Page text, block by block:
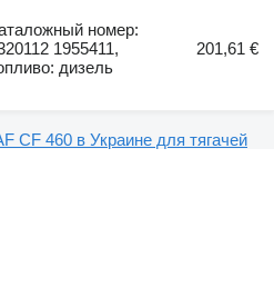
номер:
1955411,
дизель
201,61 €
CF 460 в Украине для тягачей